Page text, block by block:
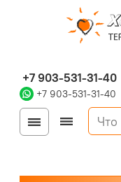
+7 903-531-31-40
+7 903-531-31-40